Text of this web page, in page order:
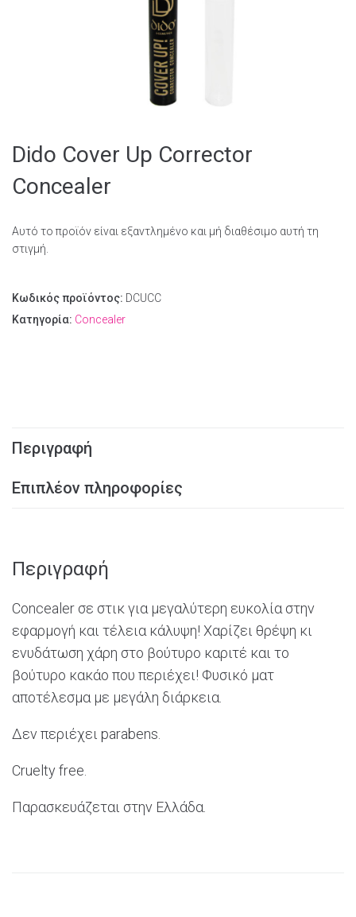
Dido Cover Up Corrector
Concealer
Αυτό το προϊόν είναι εξαντλημένο και μή διαθέσιμο αυτή τη
στιγμή.
Κωδικός προϊόντος: DCUCC
Κατηγορία: Concealer
Περιγραφή
Επιπλέον πληροφορίες
Περιγραφή
Concealer σε στικ για μεγαλύτερη ευκολία στην
εφαρμογή και τέλεια κάλυψη! Χαρίζει θρέψη κι
ενυδάτωση χάρη στο βούτυρο καριτέ και το
βούτυρο κακάο που περιέχει! Φυσικό ματ
αποτέλεσμα με μεγάλη διάρκεια.
Δεν περιέχει parabens.
Crueltyfree.
Παρασκευάζεται στην Ελλάδα.